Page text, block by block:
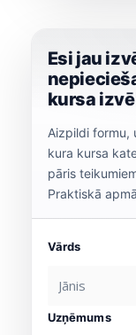
Esi jau
kursa
Aizpildi formu,
kura kursa
pāris
Praktiskā
Vārds
Uzņēmums